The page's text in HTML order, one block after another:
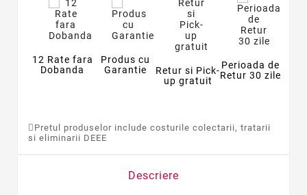
12 Rate fara
Dobanda
Produs cu
Garantie
Retur si Pick-
up gratuit
Perioada de
Retur 30 zile
Pretul produselor include costurile colectarii, tratarii
si eliminarii DEEE
Descriere